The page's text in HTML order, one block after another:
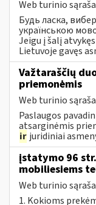
Web turinio
Будь ласка,
українською
Jeigu į šalį atvykęs
Lietuvoje gavęs
Važtaraščių
priemonėmis
Web turinio
Paslaugos
atsarginėmis
ir juridiniai
įstatymo 96
mobiliesiems
Web turinio
1. Kokioms